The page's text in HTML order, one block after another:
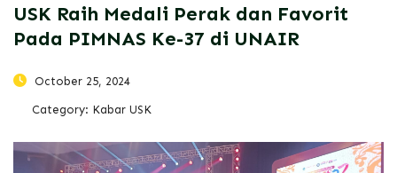
USK Raih Medali Perak dan Favorit
Pada PIMNAS Ke-37 di UNAIR
October 25, 2024
Category: Kabar USK